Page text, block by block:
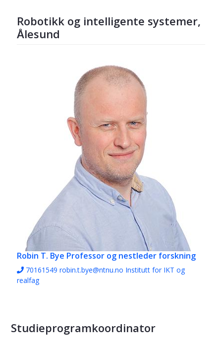
Robotikk og intelligente systemer,
Ålesund
Robin T. Bye Professor og nestleder forskning
70161549 robin.t.bye@ntnu.no Institutt for IKT og
realfag
Studieprogramkoordinator